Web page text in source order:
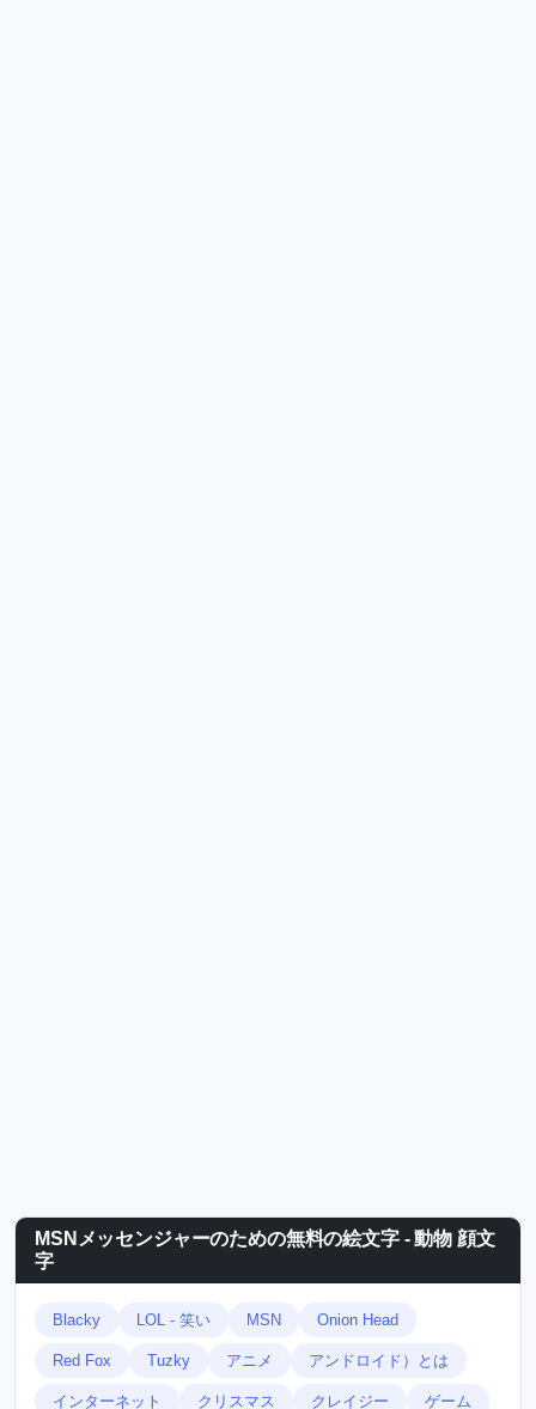
MSNメッセンジャーのための無料の絵文字 - 動物 顔文
字
Blacky LOL - 笑い MSN Onion Head
Red Fox Tuzky アニメ アンドロイド）とは
インターネット クリスマス クレイジー ゲーム